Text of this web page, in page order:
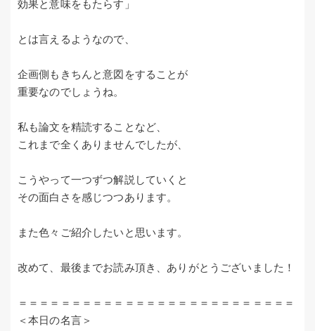
効果と意味をもたらす」
とは言えるようなので、
企画側もきちんと意図をすることが
重要なのでしょうね。
私も論文を精読することなど、
これまで全くありませんでしたが、
こうやって一つずつ解説していくと
その面白さを感じつつあります。
また色々ご紹介したいと思います。
改めて、最後までお読み頂き、ありがとうございました！
＝＝＝＝＝＝＝＝＝＝＝＝＝＝＝＝＝＝＝＝＝＝＝＝＝＝
＜本日の名言＞